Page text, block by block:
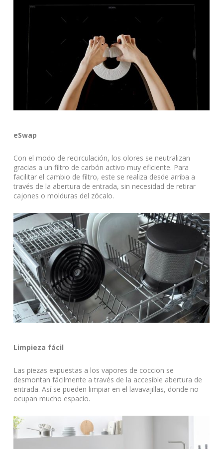
eSwap
Con el modo de recirculación, los olores se neutralizan
gracias a un filtro de carbón activo muy eficiente. Para
facilitar el cambio de filtro, este se realiza desde arriba a
través de la abertura de entrada, sin necesidad de retirar
cajones o molduras del zócalo.
Limpieza fácil
Las piezas expuestas a los vapores de coccion se
desmontan fácilmente a través de la accesible abertura de
entrada. Así se pueden limpiar en el lavavajillas, donde no
ocupan mucho espacio.